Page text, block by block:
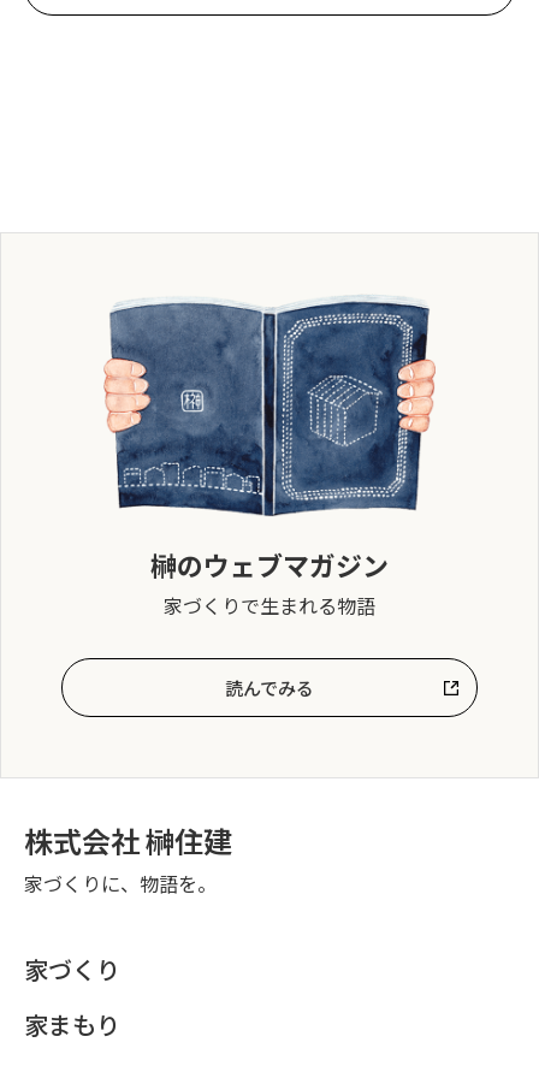
榊のウェブマガジン
家づくりで生まれる物語
読んでみる
株式会社 榊住建
家づくりに、物語を。
家づくり
家まもり